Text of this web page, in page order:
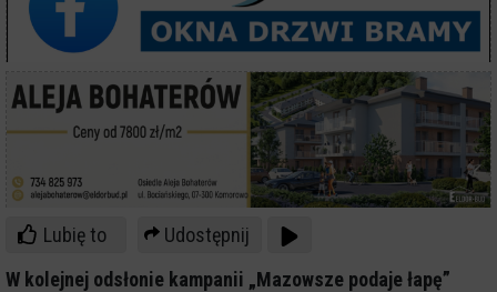
Lubię to
Udostępnij
W kolejnej odsłonie kampanii „Mazowsze podaje łapę”